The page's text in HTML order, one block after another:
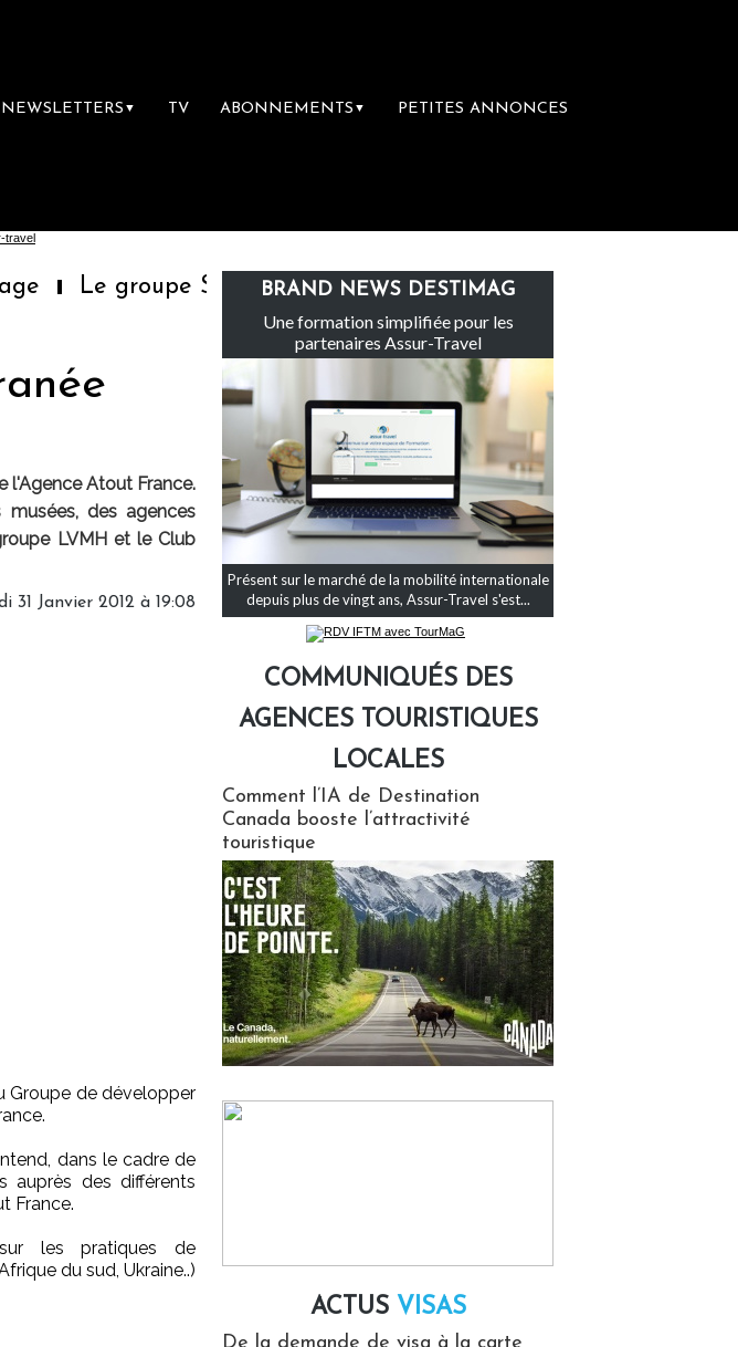
NEWSLETTERS ▼ TV ABONNEMENTS ▼ PETITES ANNONCES
Le groupe Sainte-Claire rachète Eden Tour
l'Agence Atout France.
des agences
LVMH et le Club
31 Janvier 2012 à 19:08
Groupe de développer
dans le cadre de
auprès des différents
France.
sur les pratiques de
du sud, Ukraine..)
BRAND NEWS DESTIMAG
Une formation simplifiée pour les
partenaires Assur-Travel
Présent sur le marché de la mobilité internationale
depuis plus de vingt ans, Assur-Travel s'est...
COMMUNIQUÉS DES
AGENCES TOURISTIQUES
LOCALES
Comment l’IA de Destination
Canada booste l’attractivité
touristique
ACTUS VISAS